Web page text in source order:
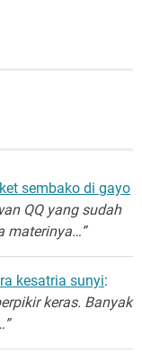
sembako di gayo
QQ yang sudah
materinya…”
kesatria sunyi:
keras. Banyak